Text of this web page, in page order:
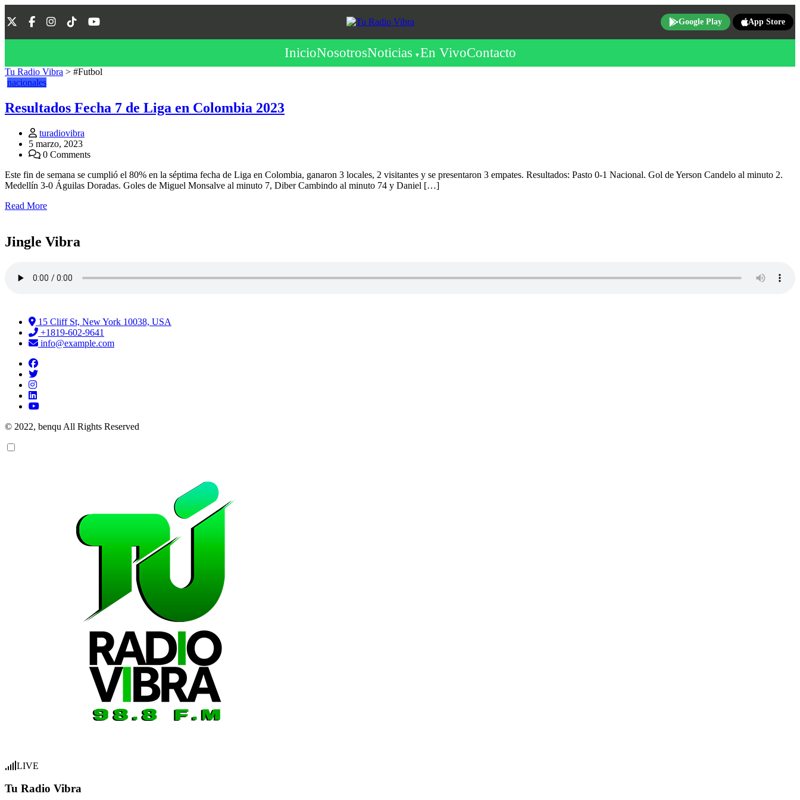
Google Play App Store
InicioNosotrosNoticias En VivoContacto
Tu Radio Vibra > #Futbol
nacionales
Resultados Fecha 7 de Liga en Colombia 2023
turadiovibra
5 marzo, 2023
0 Comments
Este fin de semana se cumplió el 80% en la séptima fecha de Liga en Colombia, ganaron 3 locales, 2 visitantes y se presentaron 3 empates. Resultados: Pasto 0-1 Nacional. Gol de Yerson Candelo al minuto 2.
Medellín 3-0 Águilas Doradas. Goles de Miguel Monsalve al minuto 7, Diber Cambindo al minuto 74 y Daniel […]
Read More
Jingle Vibra
15 Cliff St, New York 10038, USA
+1819-602-9641
info@example.com
© 2022, benqu All Rights Reserved
LIVE
Tu Radio Vibra